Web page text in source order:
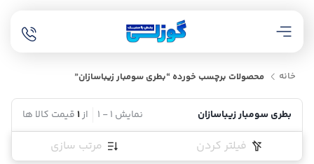
خانه محصولات برچسب خورده “بطری سومبار زیباسازان”
بطری سومبار زیباسازان نمایش 1
-
1 از1قیمت کالا ها
فیلتر کردن مرتب سازی